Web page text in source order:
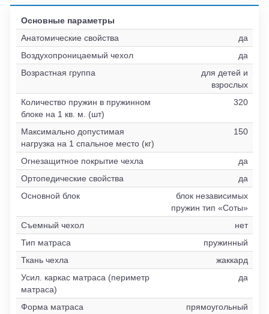
Основные параметры
Анатомические свойства
да
Воздухопроницаемый чехол
да
Возрастная группа
для детей и
взрослых
Количество пружин в пружинном
блоке на 1 кв. м. (шт)
320
Максимально допустимая
нагрузка на 1 спальное место (кг)
150
Огнезащитное покрытие чехла
да
Ортопедические свойства
да
Основной блок
блок независимых
пружин тип «Соты»
Съемный чехол
нет
Тип матраса
пружинный
Ткань чехла
жаккард
Усил. каркас матраса (периметр
матраса)
да
Форма матраса прямоугольный